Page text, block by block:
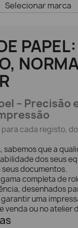
PAPEL:
– Precisão
para cada registo,
sabemos que a
dos seus
documentos.
completa de
desenhados
uma
venda ou no atelier